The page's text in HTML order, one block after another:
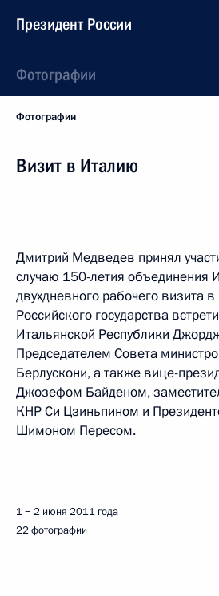
Президент России
Фотографии
Фотографии
Визит в Италию
Дмитрий Медведев принял
случаю 150-летия объединения
двухдневного рабочего визита
Российского государства
Итальянской Республики
Председателем Совета
Берлускони, а также вице-
Джозефом Байденом,
КНР Си Цзиньпином и
Шимоном Пересом.
1 − 2 июня 2011 года
22 фотографии